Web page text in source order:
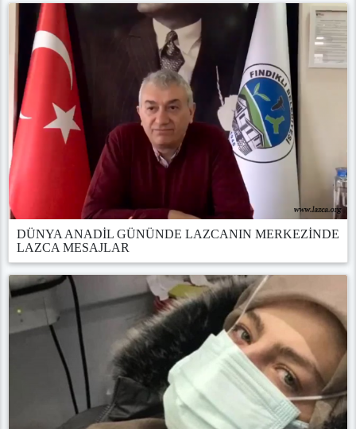
DÜNYA ANADİL GÜNÜNDE LAZCANIN MERKEZİNDE
LAZCA MESAJLAR